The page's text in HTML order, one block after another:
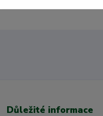
Důležité informace